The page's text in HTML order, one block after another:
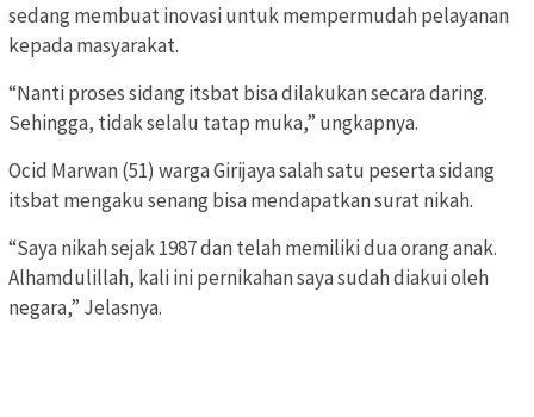
sedang membuat inovasi untuk mempermudah pelayanan
kepada masyarakat.
“Nanti proses sidang itsbat bisa dilakukan secara daring.
Sehingga, tidak selalu tatap muka,” ungkapnya.
Ocid Marwan (51) warga Girijaya salah satu peserta sidang
itsbat mengaku senang bisa mendapatkan surat nikah.
“Saya nikah sejak 1987 dan telah memiliki dua orang anak.
Alhamdulillah, kali ini pernikahan saya sudah diakui oleh
negara,” Jelasnya.